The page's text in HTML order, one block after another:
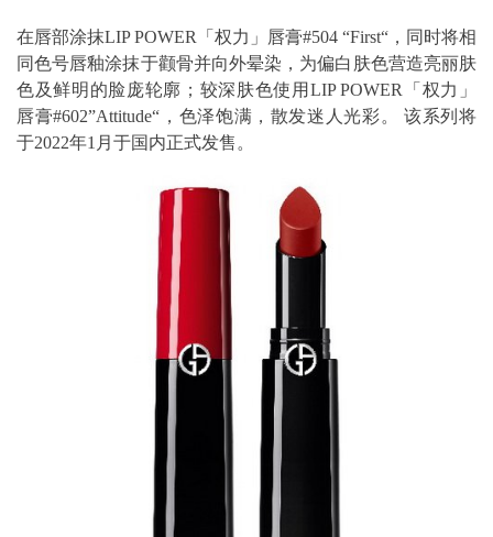
在唇部涂抹LIP POWER「权力」唇膏#504 “First“，同时将相
同色号唇釉涂抹于颧骨并向外晕染，为偏白肤色营造亮丽肤
色及鲜明的脸庞轮廓；较深肤色使用LIP POWER「权力」
唇膏#602”Attitude“，色泽饱满，散发迷人光彩。 该系列将
于2022年1月于国内正式发售。